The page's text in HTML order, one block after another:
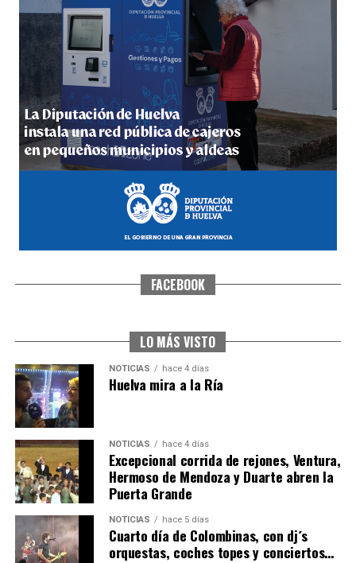
4º DÍA DE LAS FIESTAS COLOMBINAS 2026
hace 5 días·Huelvatv
SEXTA CORRIDA DE LAS FIESTAS COLOMBINAS
6º DÍA DE LAS FIESTAS COLOMBINAS 2026
hace 3 días Huelvatv
FACEBOOK
LO MÁS VISTO
NOTICIAS hace 4 días
Huelva mira a la Ría
NOTICIAS hace 4 días
Excepcional corrida de rejones, Ventura,
Hermoso de Mendoza y Duarte abren la
Puerta Grande
NOTICIAS hace 5 días
Cuarto día de Colombinas, con dj´s
orquestas, coches topes y conciertos…